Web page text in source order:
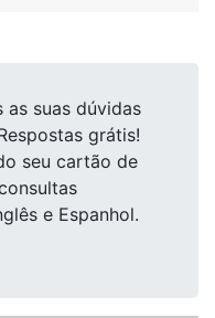
as suas dúvidas
grátis!
seu cartão de
e Espanhol.